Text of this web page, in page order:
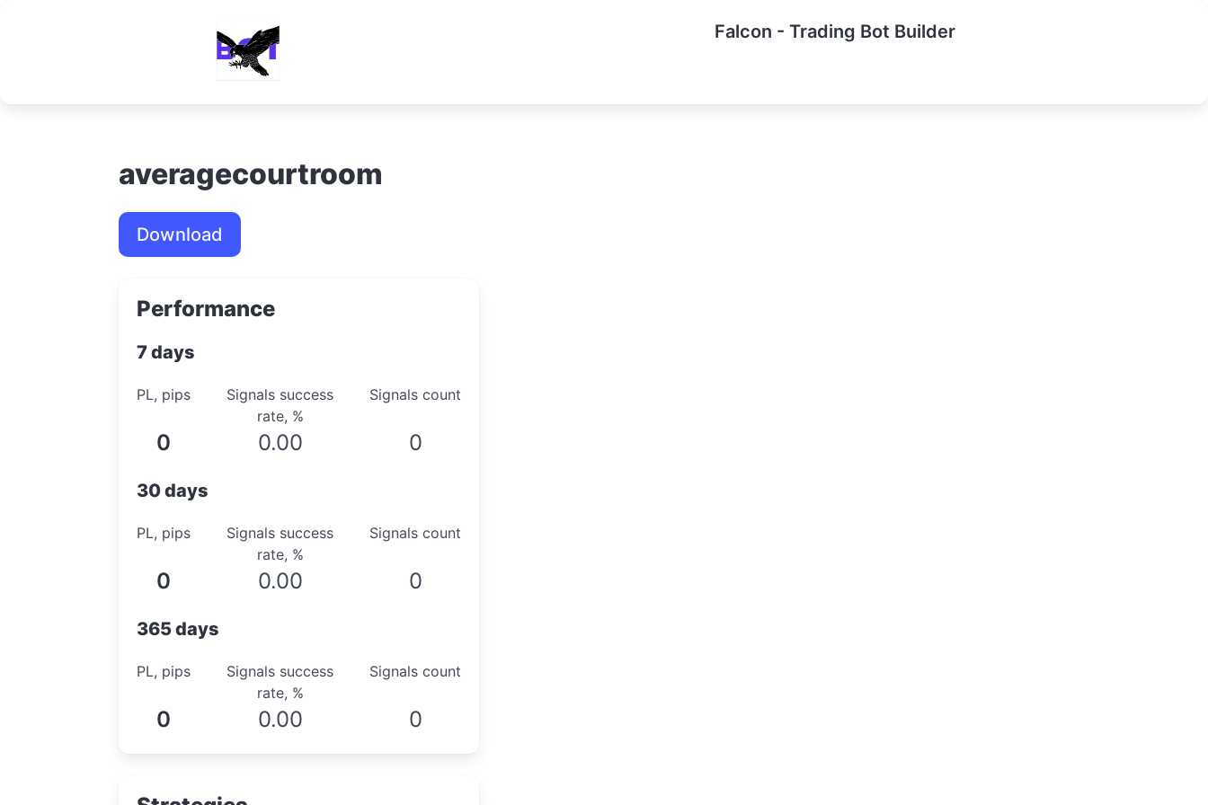
Falcon - Trading Bot Builder
averagecourtroom
Download
Performance
7 days
PL, pips
0
Signals success
rate, %
0.00
Signals count
0
30 days
PL, pips
0
Signals success
rate, %
0.00
Signals count
0
365 days
PL, pips
0
Signals success
rate, %
0.00
Signals count
0